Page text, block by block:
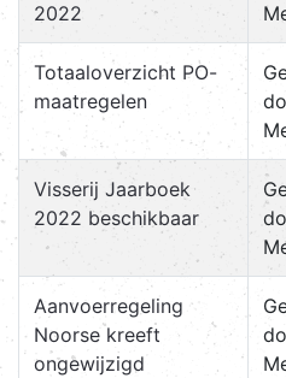
2022
Totaaloverzicht PO-
maatregelen
Visserij Jaarboek
2022 beschikbaar
Aanvoerregeling
Noorse kreeft
ongewijzigd